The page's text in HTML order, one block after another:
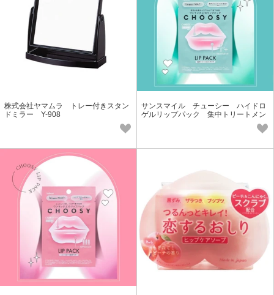
株式会社ヤマムラ トレー付きスタン
ドミラー Y-908
サンスマイル チューシー ハイドロ
ゲルリップパック 集中トリートメン